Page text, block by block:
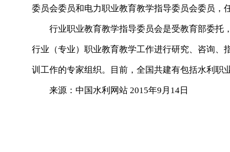
委员会委员和电力职业教育教学指导委员会委员，
行业职业教育教学指导委员会是受教育部委托
行业（专业）职业教育教学工作进行研究、咨询
训工作的专家组织。目前，全国共建有包括水利职
来源：中国水利网站 2015年9月14日